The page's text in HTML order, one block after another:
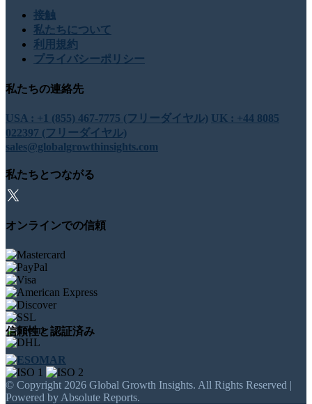
接触
私たちについて
利用規約
プライバシーポリシー
私たちの連絡先
USA : +1 (855) 467-7775 (フリーダイヤル) UK : +44 8085
022397 (フリーダイヤル)
sales@globalgrowthinsights.com
私たちとつながる
オンラインでの信頼
信頼性と認証済み
© Copyright 2026 Global Growth Insights. All Rights Reserved |
Powered by Absolute Reports.